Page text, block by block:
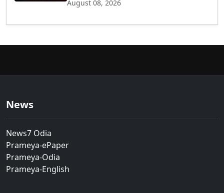
August 08, 2026
News
News7 Odia
Prameya-ePaper
Prameya-Odia
Prameya-English